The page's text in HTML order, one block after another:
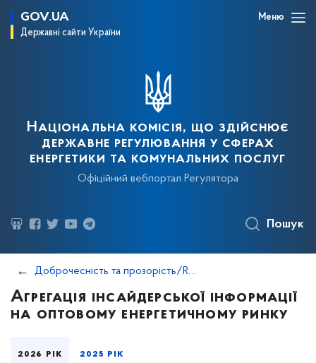
GOV.UA
Державні сайти України
Меню
Національна комісія, що здійснює
державне регулювання у сферах
енергетики та комунальних послуг
Офіційний вебпортал Регулятора
Пошук
Доброчесність та прозорість/REMIT
Агрегація інсайдерської інформації
на оптовому енергетичному ринку
2026 рік 2025 рік